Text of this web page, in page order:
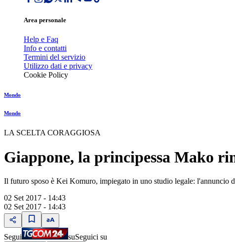
Area personale
Help e Faq
Info e contatti
Termini del servizio
Utilizzo dati e privacy
Cookie Policy
Mondo
Mondo
LA SCELTA CORAGGIOSA
Giappone, la principessa Mako
Il futuro sposo è Kei Komuro, impiegato in uno studio legale: l'annuncio
02 Set 2017 - 14:43
02 Set 2017 - 14:43
Segui suSeguici su